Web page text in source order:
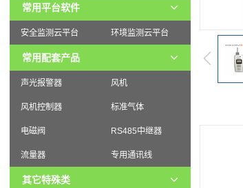
常用平台软件
安全监测云平台 环境监测云平台
常用配套产品
声光报警器 风机
风机控制器 标准气体
电磁阀 RS485中继器
流量器 专用通讯线
其它特殊类